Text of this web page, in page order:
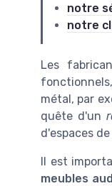
notre
notre
Les
métal, par
quête d'un
d'espaces de
Il est
meubles